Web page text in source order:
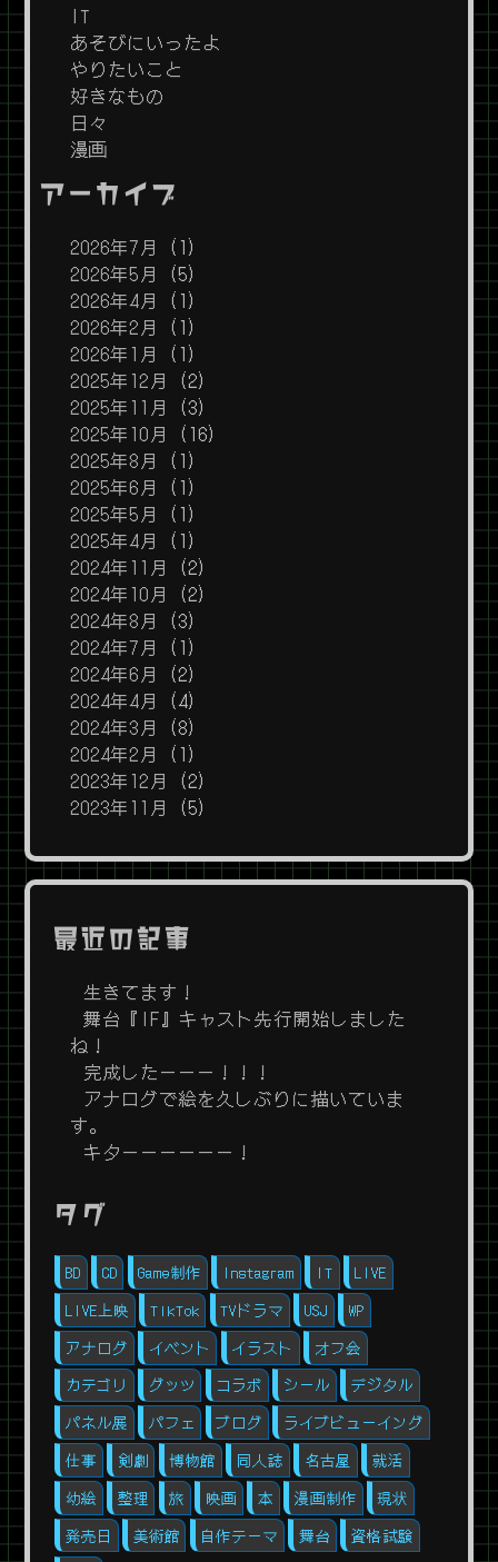
IT
あそびにいったよ
やりたいこと
好きなもの
日々
漫画
アーカイブ
2026年7月
(1)
2026年5月
(5)
2026年4月
(1)
2026年2月
(1)
2026年1月
(1)
2025年12月
(2)
2025年11月
(3)
2025年10月
(16)
2025年8月
(1)
2025年6月
(1)
2025年5月
(1)
2025年4月
(1)
2024年11月
(2)
2024年10月
(2)
2024年8月
(3)
2024年7月
(1)
2024年6月
(2)
2024年4月
(4)
2024年3月
(8)
2024年2月
(1)
2023年12月
(2)
2023年11月
(5)
最近の記事
生きてます！
舞台『IF』キャスト先行開始しました
ね！
完成したーーー！！！
アナログで絵を久しぶりに描いていま
す。
キターーーーーー！
タグ
BD CD Game制作 Instagram IT
LIVE
LIVE上映
TikTok TVドラマ USJ
WP
アナログ
イベント イラスト
オフ会
カテゴリ
グッツ コラボ シール
デジタル
パネル展
パフェ ブログ
ライブビューイング
仕事
剣劇 博物館 同人誌 名古屋
就活
幼絵
整理 旅 映画 本 漫画制作
現状
発売日
美術館 自作テーマ 舞台 資格試験